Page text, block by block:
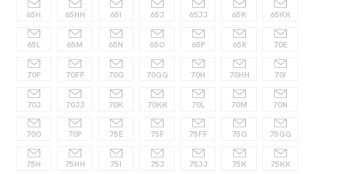
65H 65HH 65I 65J 65JJ 65K 65KK
65L 65M 65N 65O 65P 65R 70E
70F 70FF 70G 70GG 70H 70HH 70I
70J 70JJ 70K 70KK 70L 70M 70N
70O 70P 75E 75F 75FF 75G 75GG
75H 75HH 75I 75J 75JJ 75K 75KK